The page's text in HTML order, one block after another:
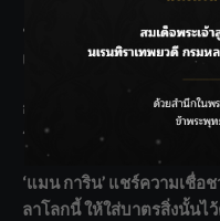
ฟาดลุคใหม่! “แบม พิชญานิ
แกะท่า #นอกจอนอกใจ
กรมชลฯ รับฟังประชาชน ติ
ระบายน้ำศรีสองรักฯ
‘แมน การิน’ แชร์ความเชื่อ
ลาโลกนี้ ให้ใส่บาตรสิ่งนั้นไ